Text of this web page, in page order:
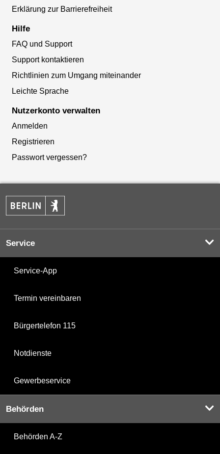
Erklärung zur Barrierefreiheit
Hilfe
FAQ und Support
Support kontaktieren
Richtlinien zum Umgang miteinander
Leichte Sprache
Nutzerkonto verwalten
Anmelden
Registrieren
Passwort vergessen?
Service
Service-App
Termin vereinbaren
Bürgertelefon 115
Notdienste
Gewerbeservice
Behörden
Behörden A-Z